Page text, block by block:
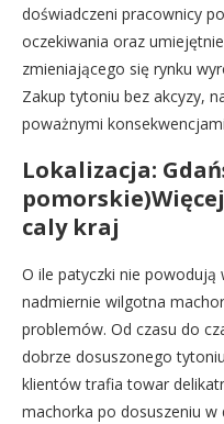
doświadczeni pracownicy
oczekiwania oraz
zmieniającego się rynku
Zakup tytoniu bez akcyzy,
poważnymi
Lokalizacja:
caly kraj
O ile patyczki nie powodują
nadmiernie wilgotna
problemów. Od czasu do
dobrze dosuszonego
klientów trafia towar
machorka po dosuszeniu